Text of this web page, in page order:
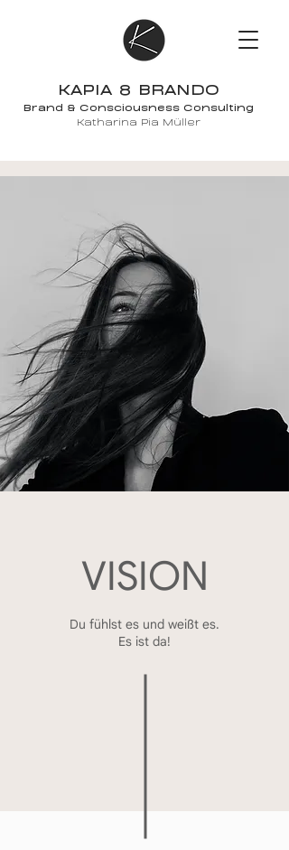
KAPIA 8 BRANDO
Brand & Consciousness Consulting
Katharina Pia Müller
VISION
Du fühlst es und weißt es.
Es ist da!